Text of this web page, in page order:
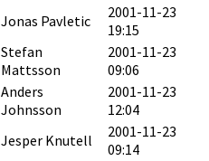
Jonas Pavletic
2001-11-23
19:15
Stefan
Mattsson
2001-11-23
09:06
Anders
Johnsson
2001-11-23
12:04
Jesper Knutell
2001-11-23
09:14